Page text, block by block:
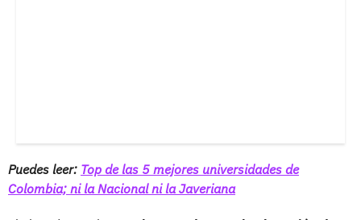
Puedes leer: Top de las 5 mejores universidades de
Colombia; ni la Nacional ni la Javeriana